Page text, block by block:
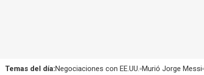
Temas del día:Negociaciones con EE.UU. Murió Jorge Messi